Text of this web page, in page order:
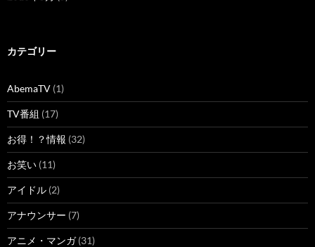
カテゴリー
AbemaTV (1)
TV番組 (17)
お得！？情報 (32)
お笑い (11)
アイドル (2)
アナウンサー (7)
アニメ・マンガ(31)